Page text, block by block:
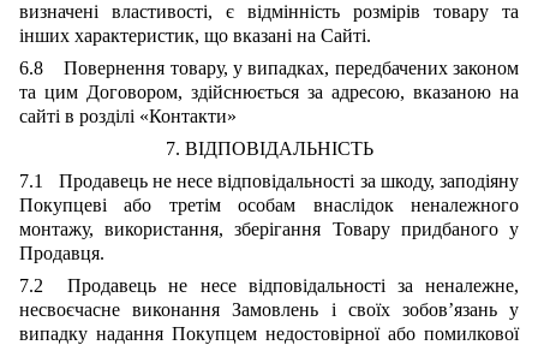
визначені властивості, є відмінність розмірів товару та
інших характеристик, що вказані на Сайті.
6.8 Повернення товару, у випадках, передбачених законом
та цим Договором, здійснюється за адресою, вказаною на
сайті в розділі «Контакти»
7. ВІДПОВІДАЛЬНІСТЬ
7.1 Продавець не несе відповідальності за шкоду, заподіяну
Покупцеві або третім особам внаслідок неналежного
монтажу, використання, зберігання Товару придбаного у
Продавця.
7.2 Продавець не несе відповідальності за неналежне,
несвоєчасне виконання Замовлень і своїх зобов’язань у
випадку надання Покупцем недостовірної або помилкової